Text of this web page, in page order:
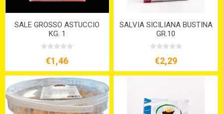
SALE GROSSO ASTUCCIO
KG. 1
€1,46
SALVIA SICILIANA BUSTINA
GR.10
€2,29